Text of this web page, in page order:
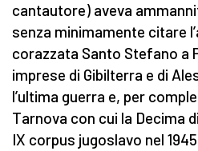
cantautore) aveva
senza minimamente citare
corazzata Santo Stefano a
imprese di Gibilterra e di
l’ultima guerra e, per
Tarnova con cui la Decima
IX corpus jugoslavo nel